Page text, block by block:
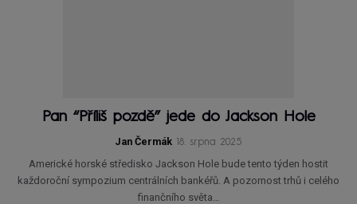
Pan “Příliš pozdě” jede do Jackson Hole
Jan Čermák 18. srpna 2025
Americké horské středisko Jackson Hole bude tento týden hostit
každoroční sympozium centrálních bankéřů. A pozornost trhů i celého
finančního světa…